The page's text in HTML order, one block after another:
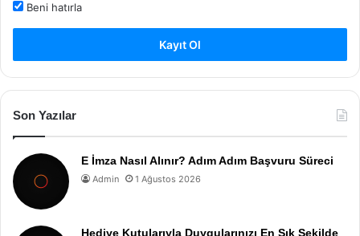
Beni hatırla
Kayıt Ol
Son Yazılar
E İmza Nasıl Alınır? Adım Adım Başvuru Süreci
Admin 1 Ağustos 2026
Hediye Kutularıyla Duygularınızı En Şık Şekilde